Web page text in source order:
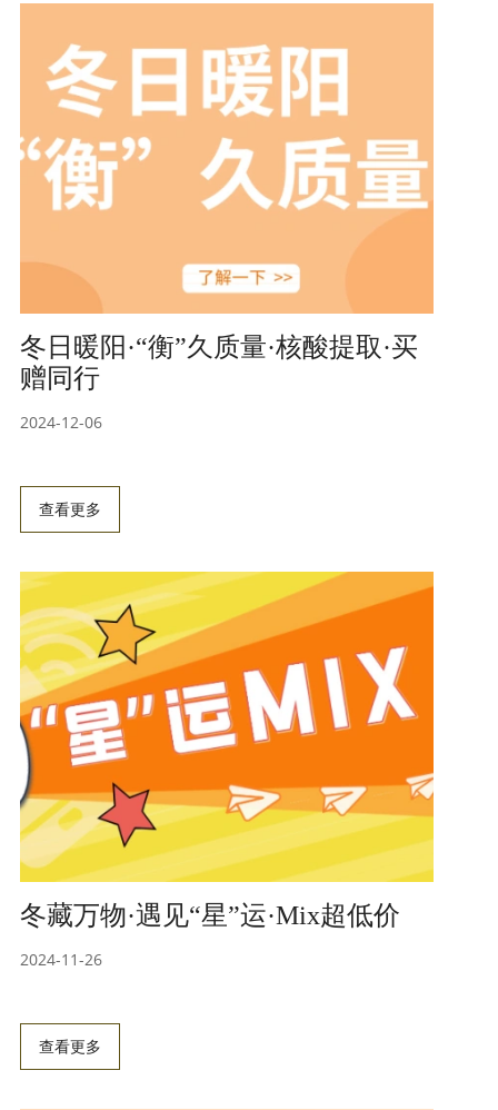
冬日暖阳·“衡”久质量·核酸提取·买
赠同行
2024-12-06
查看更多
冬藏万物·遇见“星”运·Mix超低价
2024-11-26
查看更多